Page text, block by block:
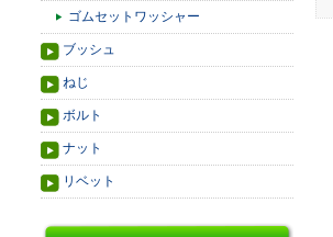
ゴムセットワッシャー
ブッシュ
ねじ
ボルト
ナット
リベット